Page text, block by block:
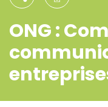
ONG :